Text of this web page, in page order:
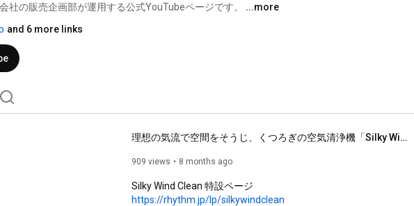
社の販売企画部が運用する公式YouTubeページです。 ...more
and 6 more links
理想の気流で空間をそうじ、くつろぎの空気清浄機「Silky Wind Clean」　9YYA63RH　RHYTHM　リズム　（正式版)
909 views 8 months ago
https://rhythm.jp/lp/silkywindclean